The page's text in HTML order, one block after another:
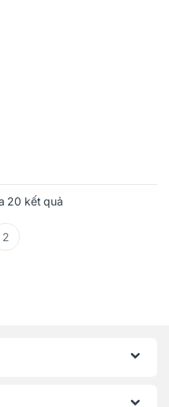
Các tùy chọn có thể được
20 kết quả
2